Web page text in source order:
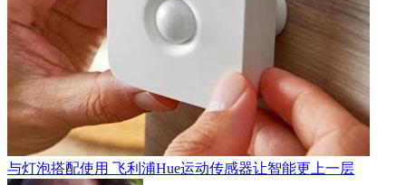
与灯泡搭配使用 飞利浦Hue运动传感器让智能更上一层